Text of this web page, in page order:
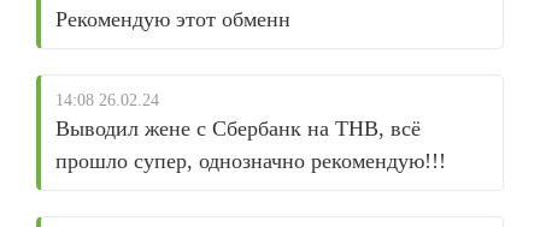
Рекомендую этот обменн
14:08 26.02.24
Выводил жене с Сбербанк на THB, всё
прошло супер, однозначно рекомендую!!!